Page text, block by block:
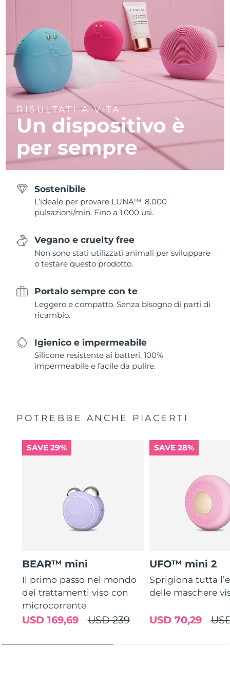
RISULTATI A VITA
Un dispositivo è
per sempre
Sostenibile
L’ideale per provare LUNA™. 8.000
pulsazioni/min. Fino a 1.000 usi.
Vegano e cruelty free
Non sono stati utilizzati animali per sviluppare
o testare questo prodotto.
Portalo sempre con te
Leggero e compatto. Senza bisogno di parti di
ricambio.
Igienico e impermeabile
Silicone resistente ai batteri, 100%
impermeabile e facile da pulire.
POTREBBE ANCHE PIACERTI
SAVE 29%
BEAR™ mini
Il primo passo nel mondo
dei trattamenti viso con
microcorrente
USD 239
USD 169,69
SAVE 28%
UFO™ mini 2
Sprigiona tutta
delle maschere
USD 70,29